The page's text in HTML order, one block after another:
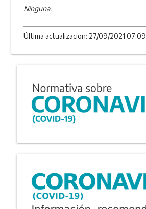
Ninguna.
Última actualizacion: 27/09/2021 07:09